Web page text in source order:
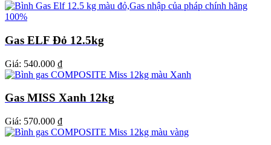
Gas ELF Đỏ 12.5kg
Giá: 540.000 ₫
Gas MISS Xanh 12kg
Giá: 570.000 ₫